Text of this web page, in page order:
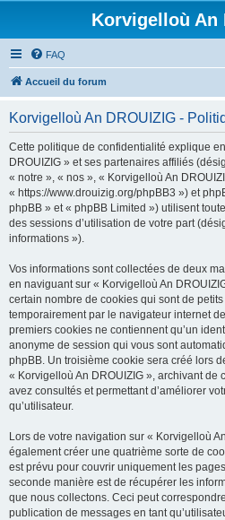
Korvigelloù An
FAQ
Accueil du forum
Korvigelloù An DROUIZIG -
Cette politique de confidentialité explique
DROUIZIG » et ses partenaires affiliés
« notre », « nos », « Korvigelloù An
« https://www.drouizig.org/phpBB3 ») et
phpBB » et « phpBB Limited ») utilisent
des sessions d’utilisation de votre part
informations »).
Vos informations sont collectées de deux
en naviguant sur « Korvigelloù An
certain nombre de cookies qui sont de
temporairement par le navigateur internet
premiers cookies ne contiennent qu’un
anonyme de session qui vous sont
phpBB. Un troisième cookie sera créé lors
« Korvigelloù An DROUIZIG », archivant de
avez consultés et permettant d’améliorer
qu’utilisateur.
Lors de votre navigation sur « Korvigelloù
également créer une quatrième sorte de
est prévu pour couvrir uniquement les
seconde manière est de récupérer les
que nous collectons. Ceci peut
publication de messages en tant